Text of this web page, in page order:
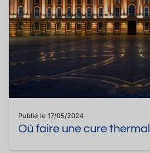
Publié le 17/05/2024
Où faire une cure